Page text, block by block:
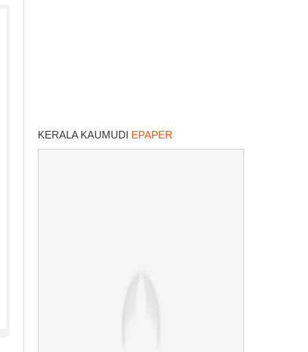
KERALA KAUMUDI EPAPER